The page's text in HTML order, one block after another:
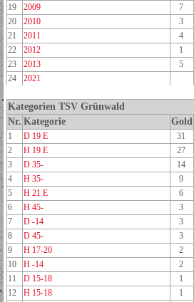
19
2009 7
20
2010 3
21
2011 4
22
2012 1
23
2013 5
24
2021
Kategorien TSV Grünwald
Nr. Kategorie Gold
1 D 19 E 31
2
H 19 E 27
3
D 35- 14
4
H 35- 9
5
H 21 E 6
6
H 45- 3
7
D -14 3
8
D 45- 3
9
H 17-20 2
10
H -14 2
11
D 15-18 1
12
H 15-18 1